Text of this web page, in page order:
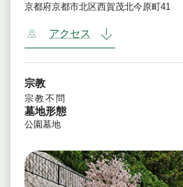
京都府京都市北区西賀茂北今原町41
アクセス
宗教
宗教不問
墓地形態
公園墓地